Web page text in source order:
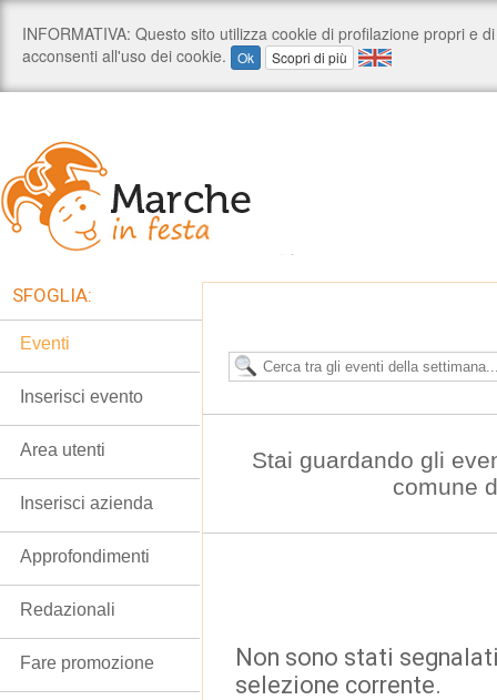
Stai guardando gli
comune
Non sono stati
selezione corrente.
SFOGLIA:
Eventi
Inserisci evento
Area utenti
Inserisci azienda
Approfondimenti
Redazionali
Fare promozione